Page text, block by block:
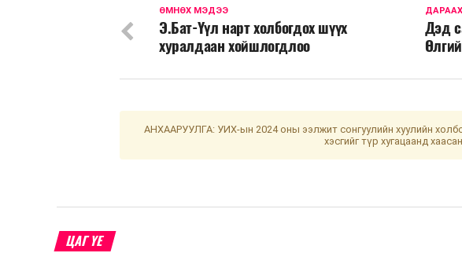
Дэд
ӨМНӨХ МЭДЭЭ
Э.Бат-Үүл нарт холбогдох шүүх
хуралдаан хойшлогдлоо
АНХААРУУЛГА: УИХ-ын 2024 оны ээлжит сонгуулийн хуулийн
хэсгийг түр хугацаанд
ЦАГ ҮЕ